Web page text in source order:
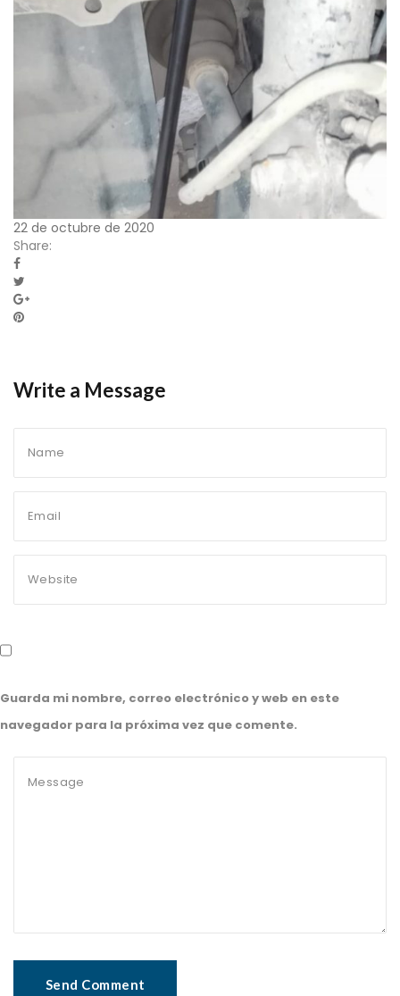
22 de octubre de 2020
Share:
Write a Message
Guarda mi nombre, correo electrónico y web en este
navegador para la próxima vez que comente.